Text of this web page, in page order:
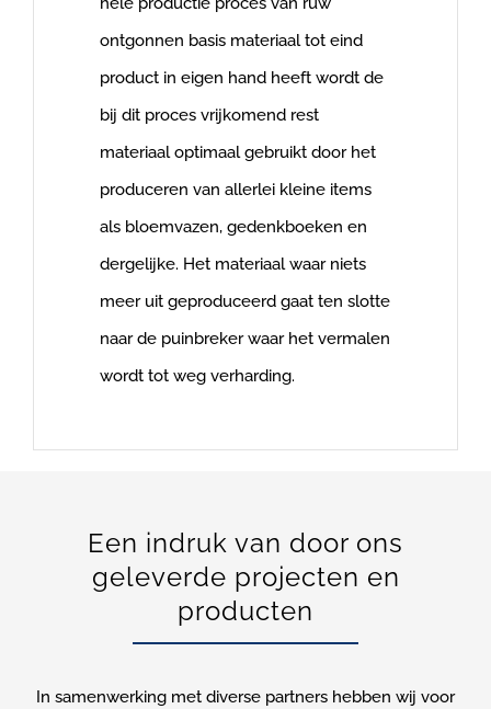
ontgonnen basis materiaal tot eind
product in eigen hand heeft wordt de
bij dit proces vrijkomend rest
materiaal optimaal gebruikt door het
produceren van allerlei kleine items
als bloemvazen, gedenkboeken en
dergelijke. Het materiaal waar niets
meer uit geproduceerd gaat ten slotte
naar de puinbreker waar het vermalen
wordt tot weg verharding.
Een indruk van door ons
geleverde projecten en
producten
In samenwerking met diverse partners hebben wij voor